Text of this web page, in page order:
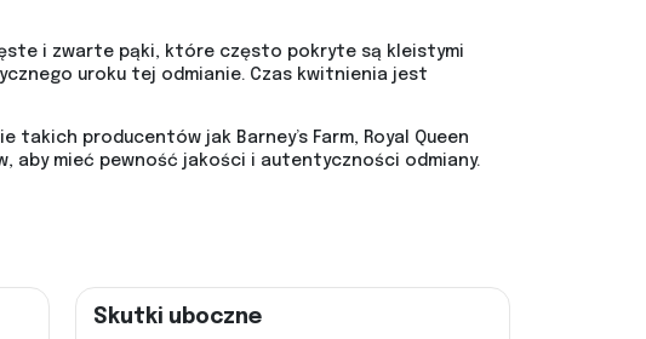
i zwarte pąki, które często pokryte są kleistymi
uroku tej odmianie. Czas kwitnienia jest
producentów jak Barney’s Farm, Royal Queen
aby mieć pewność jakości i autentyczności odmiany.
Skutki uboczne